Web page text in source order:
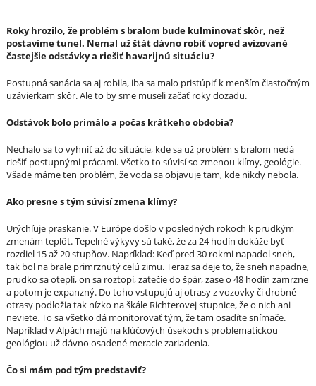
Roky hrozilo, že problém s bralom bude kulminovať skôr, než
postavíme tunel. Nemal už štát dávno robiť vopred avizované
častejšie odstávky a riešiť havarijnú situáciu?
Postupná sanácia sa aj robila, iba sa malo pristúpiť k menším čiastočným
uzávierkam skôr. Ale to by sme museli začať roky dozadu.
Odstávok bolo primálo a počas krátkeho obdobia?
Nechalo sa to vyhniť až do situácie, kde sa už problém s bralom nedá
riešiť postupnými prácami. Všetko to súvisí so zmenou klímy, geológie.
Všade máme ten problém, že voda sa objavuje tam, kde nikdy nebola.
Ako presne s tým súvisí zmena klímy?
Urýchľuje praskanie. V Európe došlo v posledných rokoch k prudkým
zmenám teplôt. Tepelné výkyvy sú také, že za 24 hodín dokáže byť
rozdiel 15 až 20 stupňov. Napríklad: Keď pred 30 rokmi napadol sneh,
tak bol na brale primrznutý celú zimu. Teraz sa deje to, že sneh napadne,
prudko sa oteplí, on sa roztopí, zatečie do špár, zase o 48 hodín zamrzne
a potom je expanzný. Do toho vstupujú aj otrasy z vozovky či drobné
otrasy podložia tak nízko na škále Richterovej stupnice, že o nich ani
neviete. To sa všetko dá monitorovať tým, že tam osadíte snímače.
Napríklad v Alpách majú na kľúčových úsekoch s problematickou
geológiou už dávno osadené meracie zariadenia.
Čo si mám pod tým predstaviť?